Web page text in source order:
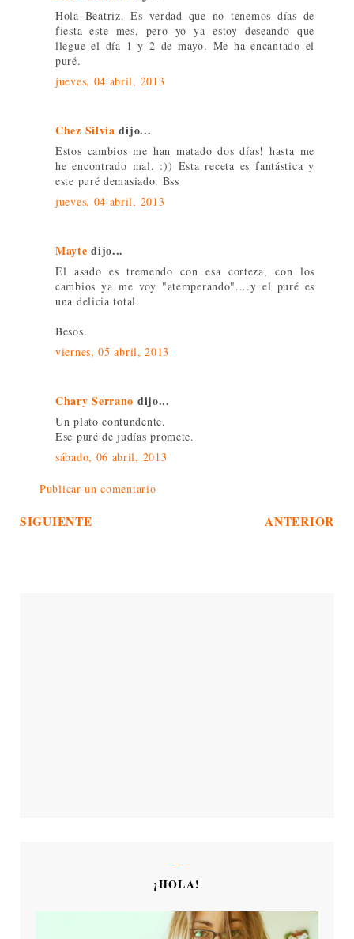
Hola Beatriz. Es verdad que no tenemos días de
fiesta este mes, pero yo ya estoy deseando que
llegue el día 1 y 2 de mayo. Me ha encantado el
puré.
jueves, 04 abril, 2013
Chez Silvia dijo...
Estos cambios me han matado dos días! hasta me
he encontrado mal. :)) Esta receta es fantástica y
este puré demasiado. Bss
jueves, 04 abril, 2013
Mayte dijo...
El asado es tremendo con esa corteza, con los
cambios ya me voy "atemperando"....y el puré es
una delicia total.
Besos.
viernes, 05 abril, 2013
Chary Serrano dijo...
Un plato contundente.
Ese puré de judías promete.
sábado, 06 abril, 2013
Publicar un comentario
SIGUIENTE ANTERIOR
¡HOLA!